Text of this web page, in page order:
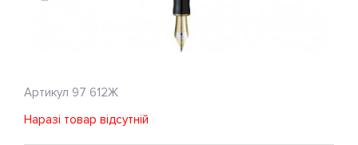
Артикул 97 612Ж
Наразі товар відсутній